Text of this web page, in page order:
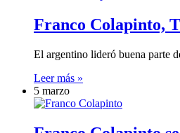
Franco Colapinto,
El argentino lideró buena parte
Leer más »
5 marzo